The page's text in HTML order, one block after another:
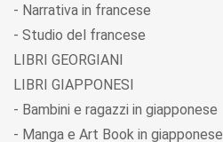
- Narrativa in francese
- Studio del francese
LIBRI GEORGIANI
LIBRI GIAPPONESI
- Bambini e ragazzi in giapponese
- Manga e Art Book in giapponese